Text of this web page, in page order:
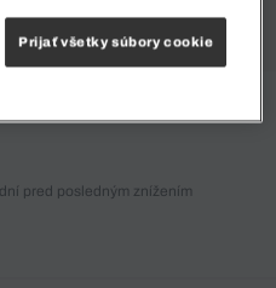
pred posledným znížením
Prijať všetky súbory cookie